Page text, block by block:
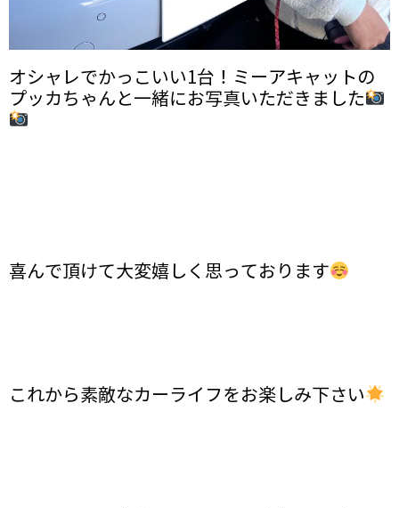
オシャレでかっこいい1台！ミーアキャットの
プッカちゃんと一緒にお写真いただきました
喜んで頂けて大変嬉しく思っております
これから素敵なカーライフをお楽しみ下さい